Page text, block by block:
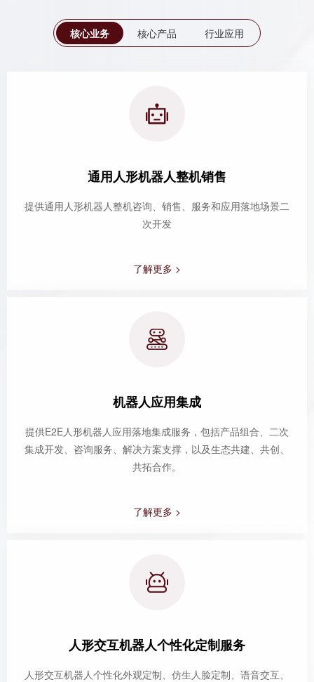
核心业务 核心产品 行业应用
通用人形机器人整机销售
提供通用人形机器人整机咨询、销售、服务和应用落地场景二
次开发
了解更多 >
机器人应用集成
提供E2E人形机器人应用落地集成服务，包括产品组合、二次
集成开发、咨询服务、解决方案支撑，以及生态共建、共创、
共拓合作。
了解更多 >
人形交互机器人个性化定制服务
人形交互机器人个性化外观定制、仿生人脸定制、语音交互、